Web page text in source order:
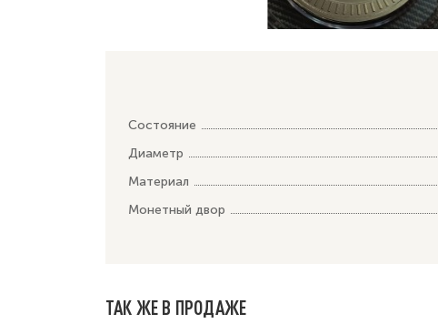
Состояние
Диаметр
Материал
Монетный двор
ТАК ЖЕ В ПРОДАЖЕ